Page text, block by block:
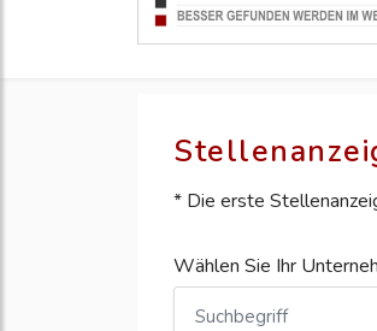
* Die erste
Wählen Sie Ihr